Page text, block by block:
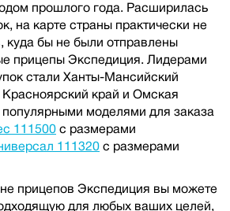
прошлого года. Расширилась
на карте страны практически не
куда бы не были отправлены
прицепы Экспедиция. Лидерами
стали Ханты-Мансийский
край и Омская
моделями для заказа
111500 с размерами
111320 с размерами
прицепов Экспедиция вы можете
для любых ваших целей,